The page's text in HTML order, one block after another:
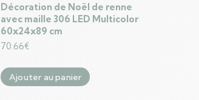
Décoration de Noël de renne
avec maille 306 LED Multicolor
60x24x89 cm
70.66€
Ajouter au panier